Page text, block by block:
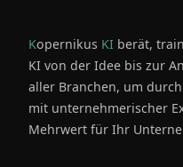
Kopernikus KI berät,
KI von der Idee bis zur
aller Branchen, um
mit unternehmerischer
Mehrwert für Ihr